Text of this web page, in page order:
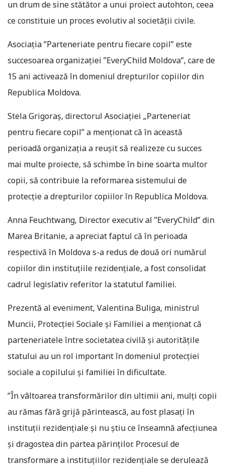
un drum de sine stătător a unui proiect autohton, ceea
ce constituie un proces evolutiv al societăţii civile.
Asociaţia ”Parteneriate pentru fiecare copil” este
succesoarea organizaţiei ”EveryChild Moldova”, care de
15 ani activează în domeniul drepturilor copiilor din
Republica Moldova.
Stela Grigoraş, directorul Asociaţiei „Parteneriat
pentru fiecare copil” a menţionat că în această
perioadă organizaţia a reuşit să realizeze cu succes
mai multe proiecte, să schimbe în bine soarta multor
copii, să contribuie la reformarea sistemului de
protecţie a drepturilor copiilor în Republica Moldova.
Anna Feuchtwang, Director executiv al ”EveryChild” din
Marea Britanie, a apreciat faptul că în perioada
respectivă în Moldova s-a redus de două ori numărul
copiilor din instituţiile rezidenţiale, a fost consolidat
cadrul legislativ referitor la statutul familiei.
Prezentă al eveniment, Valentina Buliga, ministrul
Muncii, Protecţiei Sociale şi Familiei a menţionat că
parteneriatele între societatea civilă şi autorităţile
statului au un rol important în domeniul protecţiei
sociale a copilului şi familiei în dificultate.
”În vâltoarea transformărilor din ultimii ani, mulţi copii
au rămas fără grijă părintească, au fost plasaţi în
instituţii rezidenţiale şi nu ştiu ce înseamnă afecţiunea
şi dragostea din partea părinţilor. Procesul de
transformare a instituţiilor rezidenţiale se derulează